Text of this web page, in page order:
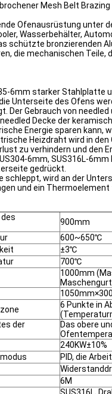
Mesh Belt Brazing
Ofenausrüstung unter
Wasserbehälter,
schützte bronzierenden
die mechanischen Teile,
6mm starker Stahlplatte
die Unterseite des Ofens
Der Gebrauch von
Decke der
Energie sparen kann,
Heizdraht wird in
zu verhindern und den
6mm, SUS316L-
gedrückt.
schleppt, wird an der
und ein
900mm
600~650℃
±3℃
700℃
1000mm
6 Punkte in
der
Das obere
240KW±10%
PID, die
6M